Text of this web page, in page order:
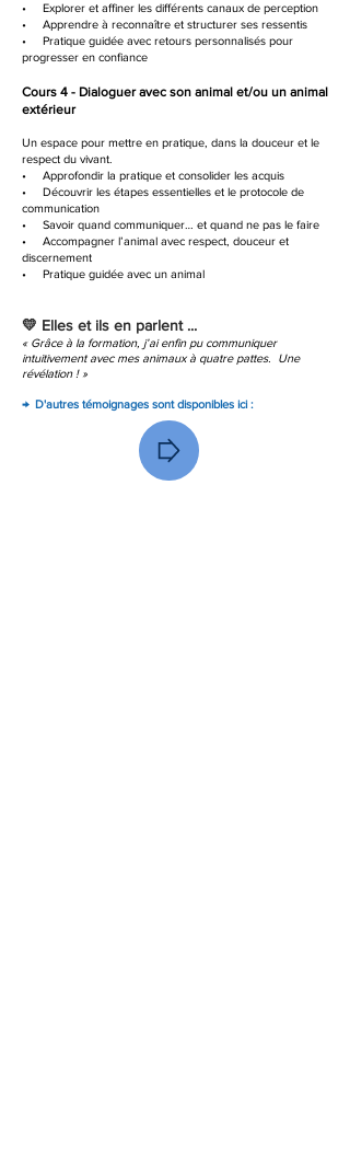
• Explorer et affiner les différents canaux de perception
• Apprendre à reconnaître et structurer ses ressentis
• Pratique guidée avec retours personnalisés pour
progresser en confiance
Cours 4 - Dialoguer avec son animal et/ou un animal
extérieur
Un espace pour mettre en pratique, dans la douceur et le
respect du vivant.
• Approfondir la pratique et consolider les acquis
• Découvrir les étapes essentielles et le protocole de
communication
• Savoir quand communiquer… et quand ne pas le faire
• Accompagner l’animal avec respect, douceur et
discernement
• Pratique guidée avec un animal
💛 Elles et ils en parlent ...​​
« Grâce à la formation, j’ai enfin pu communiquer
intuitivement avec mes animaux à quatre pattes. Une
révélation ! »
→ D'autres témoignages sont disponibles ici :